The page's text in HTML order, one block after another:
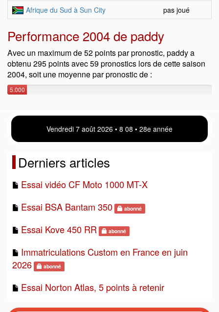
Afrique du Sud à Sun City
pas joué
Performance 2004 de paddy
Avec un maximum de 52 points par pronostic, paddy a
obtenu 295 points avec 59 pronostics lors de cette saison
2004, soit une moyenne par pronostic de :
5.000
Vendredi 7 août 2026 • 8:08 • 28e année
Derniers articles
Essai vidéo CF Moto 1000 MT-X
Essai BSA Bantam 350
abonné
Essai Kove 450 RR abonné
Immatriculations Custom en France en juin
2026
abonné
Essai Norton Atlas, 5 points à retenir